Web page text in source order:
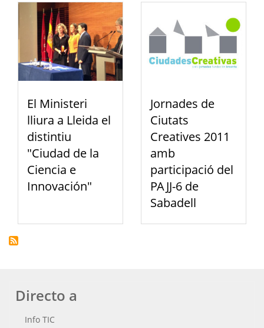
El Ministeri
lliura a Lleida el
distintiu
"Ciudad de la
Ciencia e
Innovación"
Jornades de
Ciutats
Creatives 2011
amb
participació del
PAJJ-6 de
Sabadell
Directo a
Info TIC